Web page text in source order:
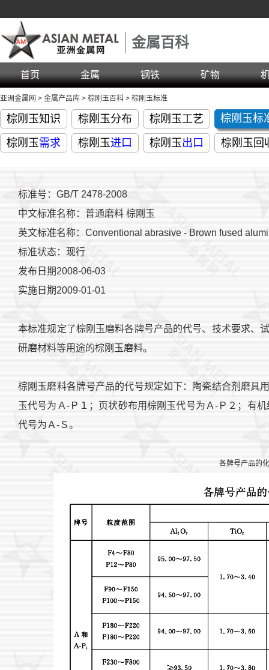
金属百科
首页 金属 钢铁 矿物
亚洲金属网 > 金属产品库 > 棕刚玉百科 > 棕刚玉标准
棕刚玉知识 棕刚玉分布 棕刚玉工艺 棕刚玉标
棕刚玉需求 棕刚玉进口 棕刚玉出口 棕刚玉回
标准号：GB/T 2478-2008
中文标准名称：普通磨料 棕刚玉
英文标准名称：Conventional abrasive - Brown fused
标准状态：现行
发布日期2008-06-03
实施日期2009-01-01
本标准规定了棕刚玉磨料各牌号产品的代号、技术要求、
研磨材料等用途的棕刚玉磨料。
棕刚玉磨料各牌号产品的代号规定如下：陶瓷结合剂磨具
玉代号为Ａ-Ｐ１；页状砂布用棕刚玉代号为Ａ-Ｐ２；有
代号为Ａ-Ｓ。
各牌号产品的